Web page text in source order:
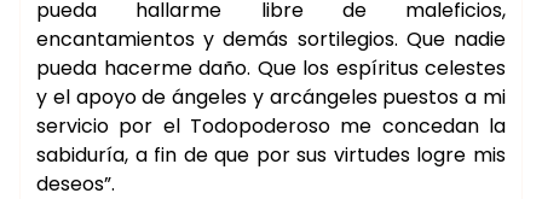
pueda hallarme libre de maleficios,
encantamientos y demás sortilegios. Que nadie
pueda hacerme daño. Que los espíritus celestes
y el apoyo de ángeles y arcángeles puestos a mi
servicio por el Todopoderoso me concedan la
sabiduría, a fin de que por sus virtudes logre mis
deseos”.